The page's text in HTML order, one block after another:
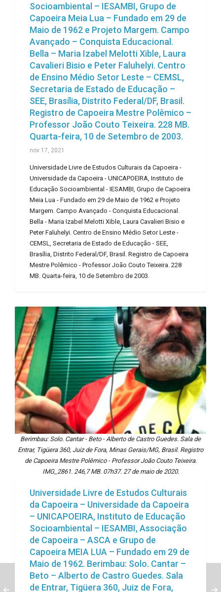
Socioambiental – IESAMBI, Grupo de
Capoeira Meia Lua – Fundado em 29 de
Maio de 1962 e Projeto Margem. Campo
Avançado – Conquista Educacional.
Bella – Maria Izabel Melotti Xible, Laura
Cavalieri Bisio e Peter Faluhelyi. Centro
de Ensino Médio Setor Leste – CEMSL,
Secretaria de Estado de Educação –
SEE, Brasília, Distrito Federal/DF, Brasil.
Registro de Capoeira Mestre Polêmico –
Professor João Couto Teixeira. 228 MB.
Quarta-feira, 10 de Setembro de 2003.
nov 17, 2021
Universidade Livre de Estudos Culturais da Capoeira -
Universidade da Capoeira - UNICAPOEIRA, Instituto de
Educação Socioambiental - IESAMBI, Grupo de Capoeira
Meia Lua - Fundado em 29 de Maio de 1962 e Projeto
Margem. Campo Avançado - Conquista Educacional.
Bella - Maria Izabel Melotti Xible, Laura Cavalieri Bisio e
Peter Faluhelyi. Centro de Ensino Médio Setor Leste -
CEMSL, Secretaria de Estado de Educação - SEE,
Brasília, Distrito Federal/DF, Brasil. Registro de Capoeira
Mestre Polêmico - Professor João Couto Teixeira. 228
MB. Quarta-feira, 10 de Setembro de 2003.
Berimbau: Solo. Cantar - Beto - Alberto de Castro Guedes. Sala de
Entrar, Tigüera 360, Juiz de Fora, Minas Gerais/MG, Brasil. Registro
de Capoeira Mestre Polêmico - Professor João Couto Teixeira.
IMG_2861. 246,7 MB. 07h37. 27 de maio de 2020.
Universidade Livre de Estudos Culturais
da Capoeira – Universidade da Capoeira
– UNICAPOEIRA, Instituto de Educação
Socioambiental – IESAMBI, Associação
de Capoeira – ASCA e Grupo de
Capoeira MEIA LUA – Fundado em 29 de
Maio de 1962. Berimbau: Solo. Cantar –
Beto – Alberto de Castro Guedes. Sala
de Entrar, Tigüera 360, Juiz de Fora,